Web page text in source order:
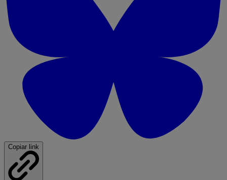
Copiar link